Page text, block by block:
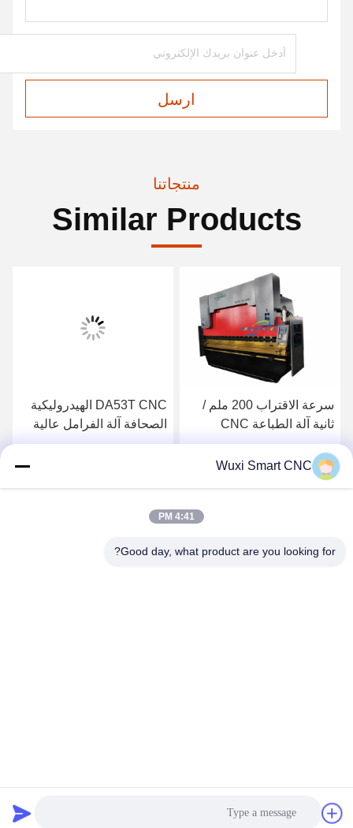
ارسل
منتجاتنا
Similar Products
سرعة الاقتراب 200 ملم /
ثانية آلة الطباعة CNC
لأدوات الفرامل الضغط
احصل على أفضل سعر
DA53T CNC الهيدروليكية
الصحافة آلة الفرامل عالية
الدقة
الصين جودة جيدة هيدروليّ صحافة مكبح المورد. حقوق الطبع والنشر © 2019-2026
Wuxi Smart CNC Equipment Group Co.,LTD جميع الحقوق محفوظة
Wuxi Smart CNC
4:41 PM
Good day, what product are you looking for?